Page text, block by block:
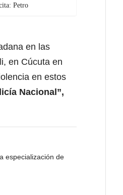
Petro
en las
en Cúcuta en
en estos
Nacional”,
especialización de